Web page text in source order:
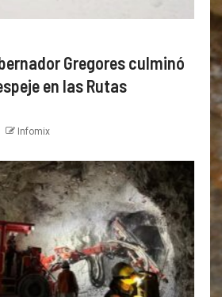
Gregores culminó
en las Rutas
Infomix